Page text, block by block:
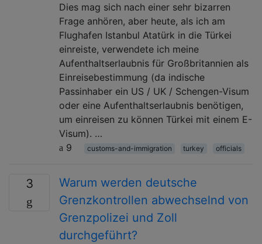
Dies mag sich nach einer sehr bizarren
Frage anhören, aber heute, als ich am
Flughafen Istanbul Atatürk in die Türkei
einreiste, verwendete ich meine
Aufenthaltserlaubnis für Großbritannien als
Einreisebestimmung (da indische
Passinhaber ein US / UK / Schengen-Visum
oder eine Aufenthaltserlaubnis benötigen,
um einreisen zu können Türkei mit einem E-
Visum). …
9
customs-and-immigration turkey officials
3
Warum werden deutsche
Grenzkontrollen abwechselnd von
Grenzpolizei und Zoll
durchgeführt?